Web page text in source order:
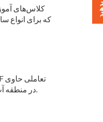
کلاس‌های
اطلاعاتی درباره فناوری‌هایی هستند که می‌توانند از گواهینامه Living Future در منطقه آب و هوایی ما پشتیبانی کنند.